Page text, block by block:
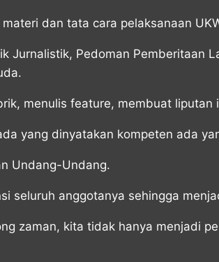
dan tata cara pelaksanaan
Jurnalistik, Pedoman Pemberitaan
menulis feature, membuat liputan
yang dinyatakan kompeten ada
Undang-Undang.
seluruh anggotanya sehingga
zaman, kita tidak hanya menjadi